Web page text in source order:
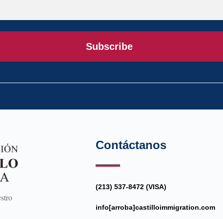
Subscribe
Contáctanos
(213) 537-8472 (VISA)
info[arroba]castilloimmigration.com